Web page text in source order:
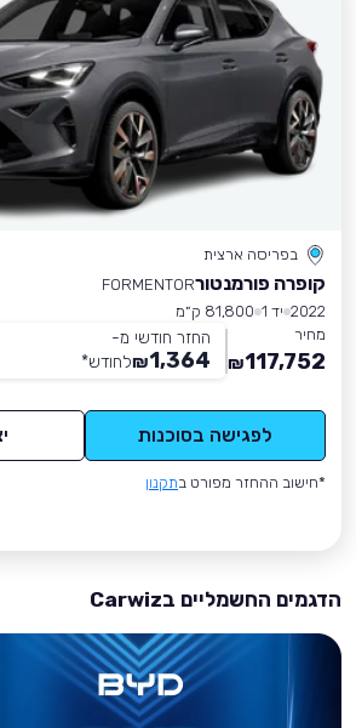
בפריסה ארצית
קופרה פורמנטורFORMENTOR
2022 יד 1
81,800 ק״מ
מחיר
117,752
₪
החזר חודשי מ-
1,364
₪לחודש*
לפגישה בסוכנות
*חישוב ההחזר מפורט בתקנון
הדגמים החשמליים בCarwiz